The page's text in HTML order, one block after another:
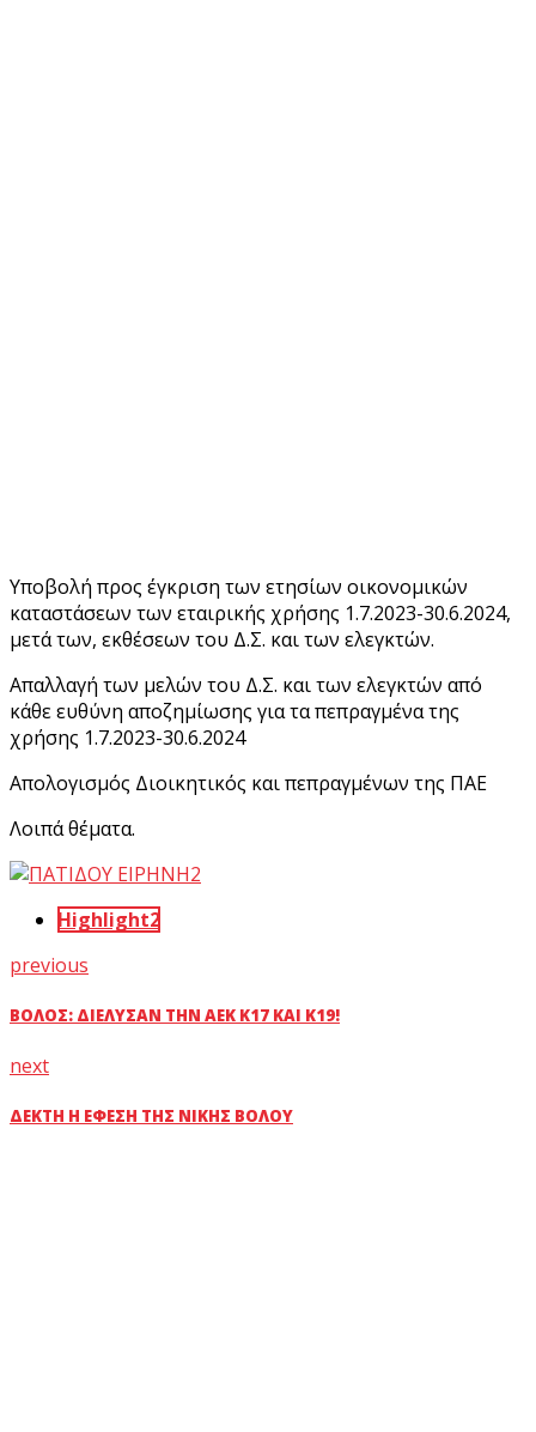
Υποβολή προς έγκριση των ετησίων οικονομικών
καταστάσεων των εταιρικής χρήσης 1.7.2023-30.6.2024,
μετά των, εκθέσεων του Δ.Σ. και των ελεγκτών.
Απαλλαγή των μελών του Δ.Σ. και των ελεγκτών από
κάθε ευθύνη αποζημίωσης για τα πεπραγμένα της
χρήσης 1.7.2023-30.6.2024
Απολογισμός Διοικητικός και πεπραγμένων της ΠΑΕ
Λοιπά θέματα.
Highlight2
previous
ΒΌΛΟΣ: ΔΙΈΛΥΣΑΝ ΤΗΝ ΑΕΚ Κ17 ΚΑΙ Κ19!
next
ΔΕΚΤΉ Η ΈΦΕΣΗ ΤΗΣ ΝΊΚΗΣ ΒΌΛΟΥ